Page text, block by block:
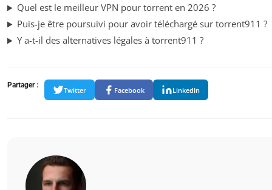
Quel est le meilleur VPN pour torrent en 2026 ?
Puis-je être poursuivi pour avoir téléchargé sur torrent911 ?
Y a-t-il des alternatives légales à torrent911 ?
Partager :
Twitter Facebook LinkedIn